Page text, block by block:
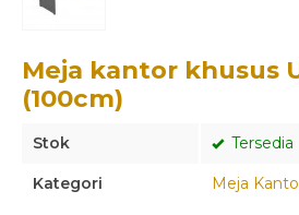
Meja kantor khusus
(100cm)
Stok Tersedia
Kategori Meja